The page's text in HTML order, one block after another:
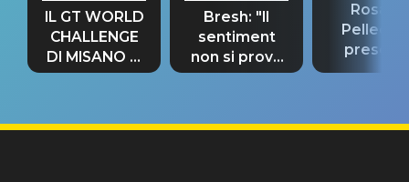
IL GT WORLD
CHALLENGE
DI MISANO si
riconferma
Bresh: "Il
sentiment
non si prova
fino alla notte
Rosario
“Così